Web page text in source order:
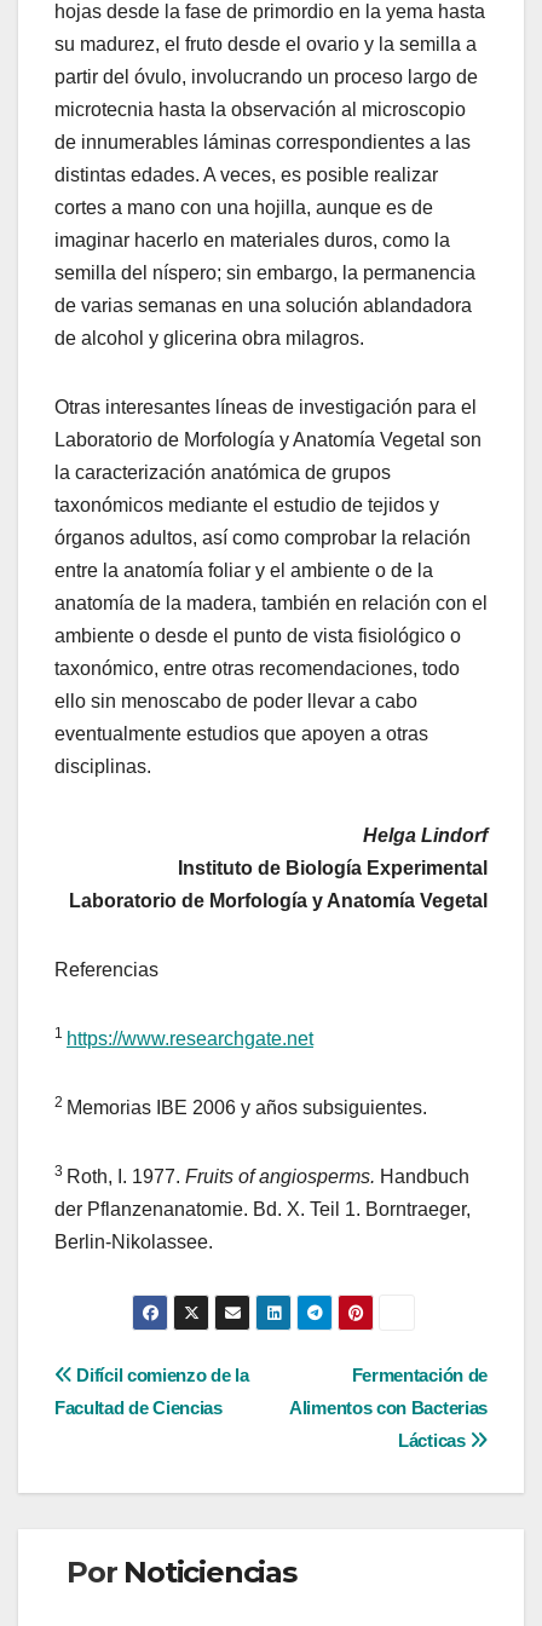
hojas desde la fase de primordio en la yema hasta
su madurez, el fruto desde el ovario y la semilla a
partir del óvulo, involucrando un proceso largo de
microtecnia hasta la observación al microscopio
de innumerables láminas correspondientes a las
distintas edades. A veces, es posible realizar
cortes a mano con una hojilla, aunque es de
imaginar hacerlo en materiales duros, como la
semilla del níspero; sin embargo, la permanencia
de varias semanas en una solución ablandadora
de alcohol y glicerina obra milagros.
Otras interesantes líneas de investigación para el
Laboratorio de Morfología y Anatomía Vegetal son
la caracterización anatómica de grupos
taxonómicos mediante el estudio de tejidos y
órganos adultos, así como comprobar la relación
entre la anatomía foliar y el ambiente o de la
anatomía de la madera, también en relación con el
ambiente o desde el punto de vista fisiológico o
taxonómico, entre otras recomendaciones, todo
ello sin menoscabo de poder llevar a cabo
eventualmente estudios que apoyen a otras
disciplinas.
Helga Lindorf
Instituto de Biología Experimental
Laboratorio de Morfología y Anatomía Vegetal
Referencias
1 https://www.researchgate.net
2 Memorias IBE 2006 y años subsiguientes.
3 Roth, I. 1977. Fruits of angiosperms. Handbuch
der Pflanzenanatomie. Bd. X. Teil 1. Borntraeger,
Berlin-Nikolassee.
Navegación
entradas
Fermentación de
Alimentos con Bacterias
Lácticas
Difícil comienzo de la
Facultad de Ciencias
Por Noticiencias